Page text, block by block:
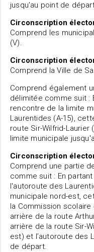
jusqu'au point de
Circonscription
Comprend les
(V).
Circonscription
Comprend la Ville de
Comprend également
délimitée comme suit :
rencontre de la limite
Laurentides (A-15),
route Sir-Wilfrid-
limite municipale
Circonscription
Comprend une partie
comme suit : En
l'autoroute des
municipale nord-est,
la Commission scolaire
arrière de la route
arrière de la route Sir-
est) et l’autoroute des
de départ.